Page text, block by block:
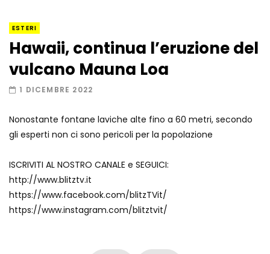
Amiocuggino fa saltare in aria il drone
Due navi USA si scontrano in mare
ESTERI
Hawaii, continua l’eruzione del
vulcano Mauna Loa
1 DICEMBRE 2022
Nonostante fontane laviche alte fino a 60 metri, secondo
gli esperti non ci sono pericoli per la popolazione
ISCRIVITI AL NOSTRO CANALE e SEGUICI:
http://www.blitztv.it
https://www.facebook.com/blitzTVit/
https://www.instagram.com/blitztvit/